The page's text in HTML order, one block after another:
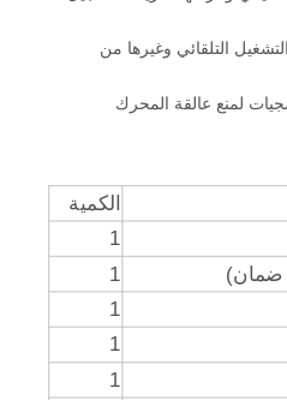
التلقائي وغيرها من
الكمية
1
ضمان)
1
1
1
1